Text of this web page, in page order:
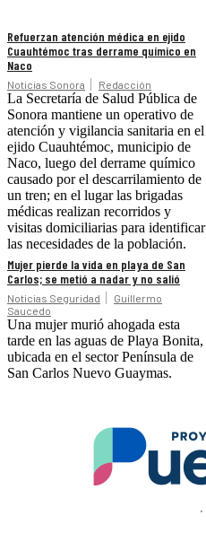
Refuerzan atención médica en ejido
Cuauhtémoc tras derrame químico en
Naco
Noticias Sonora Redacción
La Secretaría de Salud Pública de
Sonora mantiene un operativo de
atención y vigilancia sanitaria en el
ejido Cuauhtémoc, municipio de
Naco, luego del derrame químico
causado por el descarrilamiento de
un tren; en el lugar las brigadas
médicas realizan recorridos y
visitas domiciliarias para identificar
las necesidades de la población.
Mujer pierde la vida en playa de San
Carlos; se metió a nadar y no salió
Noticias Seguridad
Guillermo
Saucedo
Una mujer murió ahogada esta
tarde en las aguas de Playa Bonita,
ubicada en el sector Península de
San Carlos Nuevo Guaymas.
.